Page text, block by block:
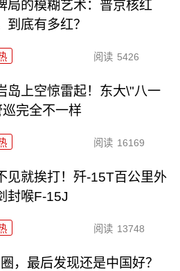
局的模糊艺术：普京核红
到底有多红？
阅读 5426
岛上空惊雷起！东大\"八一
巡完全不一样
阅读 16169
见就挨打！歼-15T百公里外
封喉F-15J
阅读 13748
，最后发现还是中国好？